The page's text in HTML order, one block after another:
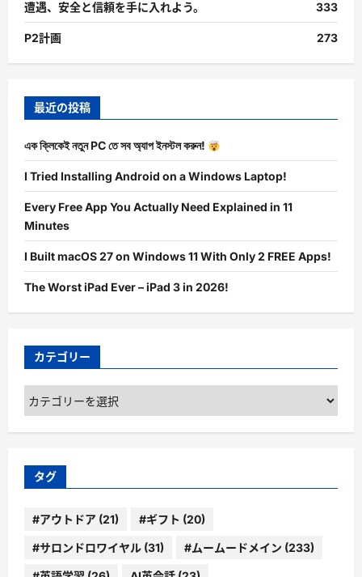
遭遇、安全と信頼を手に入れよう。 333
P2計画 273
最近の投稿
এক ক্লিকেই নতুন PC তে সব অ্যাপ ইনস্টল করুন!
I Tried Installing Android on a Windows Laptop!
Every Free App You Actually Need Explained in 11
Minutes
I Built macOS 27 on Windows 11 With Only 2 FREE Apps!
The Worst iPad Ever – iPad 3 in 2026!
カテゴリー
カ
テ
ゴ
ー
タグ
#アウトドア (21) #ギフト (20)
#サロンドロワイヤル (31) #ムームードメイン (233)